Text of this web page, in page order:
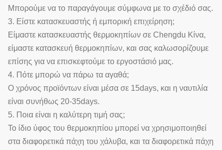
Μπορούμε να το παραγάγουμε σύμφωνα με το σχέδιό σας.
3. Είστε κατασκευαστής ή εμπορική επιχείρηση;
Είμαστε κατασκευαστής θερμοκηπίων σε Chengdu Κίνα,
είμαστε κατασκευή θερμοκηπίων, και σας καλωσορίζουμε
επίσης για να επισκεφτούμε το εργοστάσιό μας.
4. Πότε μπορώ να πάρω τα αγαθά;
Ο χρόνος προϊόντων είναι μέσα σε 15days, και η ναυτιλία
είναι συνήθως 20-35days.
5. Ποια είναι η καλύτερη τιμή σας;
Το ίδιο ύφος του θερμοκηπίου μπορεί να χρησιμοποιηθεί
στα διαφορετικά πάχη του χάλυβα, και τα διαφορετικά πάχη